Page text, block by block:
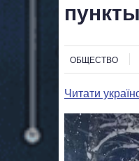
ОБЩЕСТВО
Читати